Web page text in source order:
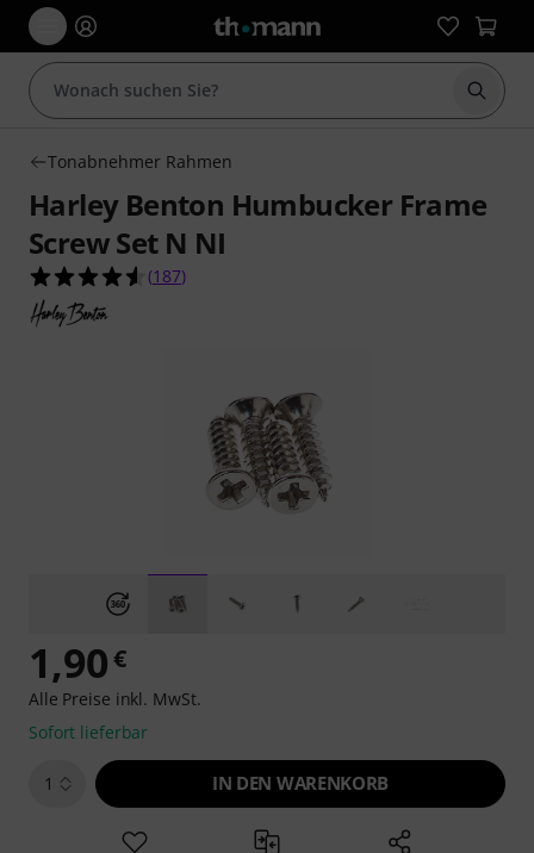
Suche
Tonabnehmer Rahmen
Harley Benton Humbucker Frame
Screw Set N NI
4.6 von 5 Sternen aus 187 Kundenbewertungen
(187)
1,90€
Alle Preise inkl. MwSt.
Sofort lieferbar
1 IN DEN WARENKORB